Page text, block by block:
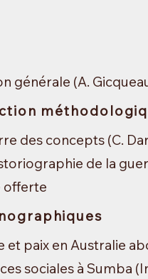
générale (A.
des concepts (C.
de la
offerte
graphiques
et paix en Australie
sociales à Sumba